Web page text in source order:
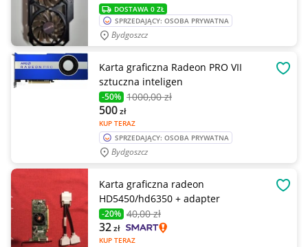
DOSTAWA 0 ZŁ
SPRZEDAJĄCY: OSOBA PRYWATNA
Bydgoszcz
Karta graficzna Radeon PRO VII
sztuczna inteligen
-50% 1000,00 zł
KUP TERAZ
500zł
SPRZEDAJĄCY: OSOBA PRYWATNA
Bydgoszcz
Karta graficzna radeon
HD5450/hd6350 + adapter
-20% 40,00 zł
KUP TERAZ
32zł